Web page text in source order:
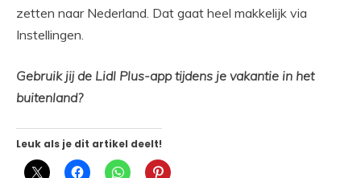
zetten naar Nederland. Dat gaat heel makkelijk via
Instellingen.
Gebruik jij de Lidl Plus-app tijdens je vakantie in het
buitenland?
Leuk als je dit artikel deelt!